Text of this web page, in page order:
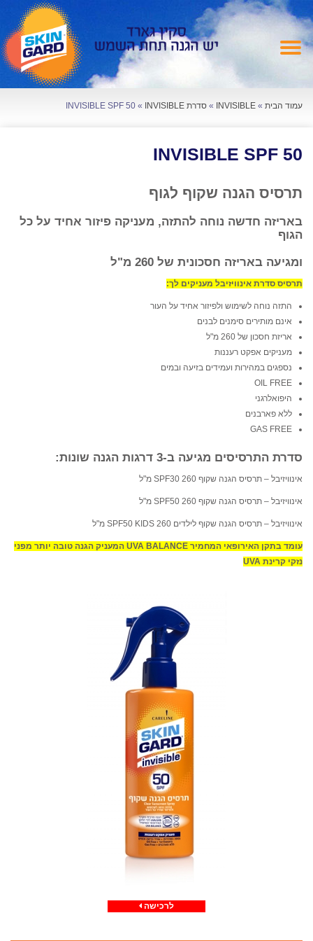
עמוד הבית »
INVISIBLE
» סדרת INVISIBLE »
INVISIBLE SPF 50
INVISIBLE SPF 50
תרסיס הגנה שקוף לגוף
באריזה חדשה נוחה להתזה, מעניקה פיזור אחיד על כל
הגוף
ומגיעה באריזה חסכונית של 260 מ"ל
תרסיס סדרת אינוויזיבל מעניקים לך:
התזה נוחה לשימוש ולפיזור אחיד על העור
אינם מותירים סימנים לבנים
אריזת חסכון של 260 מ"ל
מעניקים אפקט רעננות
נספגים במהירות ועמידים בזיעה ובמים
OIL FREE
היפואלרגני
ללא פארבנים
GAS FREE
סדרת התרסיסים מגיעה ב-3 דרגות הגנה שונות:
אינוויזיבל – תרסיס הגנה שקוף SPF30 260 מ"ל
אינוויזיבל – תרסיס הגנה שקוף SPF50 260 מ"ל
אינוויזיבל – תרסיס הגנה שקוף לילדים SPF50 KIDS 260 מ"ל
עומד בתקן האירופאי המחמיר UVA BALANCE המעניק הגנה טובה יותר מפני
נזקי קרינת UVA
לרכישה